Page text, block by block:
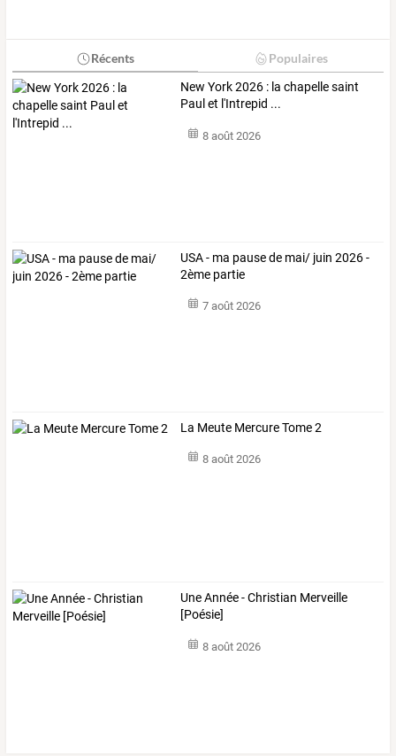
Récents Populaires
New York 2026 : la chapelle saint
Paul et l'Intrepid ...
8 août 2026
USA - ma pause de mai/ juin 2026 -
2ème partie
7 août 2026
La Meute Mercure Tome 2
8 août 2026
Une Année - Christian Merveille
[Poésie]
8 août 2026